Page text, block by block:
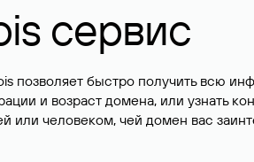
сервис
позволяет быстро получить всю
и возраст домена, или узнать
или человеком, чей домен вас